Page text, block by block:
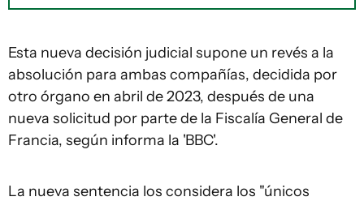
Esta nueva decisión judicial supone un revés a la
absolución para ambas compañías, decidida por
otro órgano en abril de 2023, después de una
nueva solicitud por parte de la Fiscalía General de
Francia, según informa la 'BBC'.
La nueva sentencia los considera los "únicos